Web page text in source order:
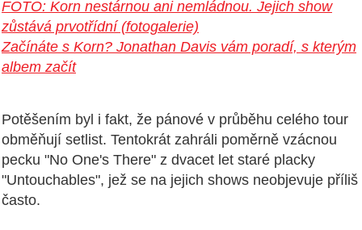
FOTO: Korn nestárnou ani nemládnou. Jejich show
zůstává prvotřídní (fotogalerie)
Začínáte s Korn? Jonathan Davis vám poradí, s kterým
albem začít
Potěšením byl i fakt, že pánové v průběhu celého tour
obměňují setlist. Tentokrát zahráli poměrně vzácnou
pecku "No One's There" z dvacet let staré placky
"Untouchables", jež se na jejich shows neobjevuje příliš
často.